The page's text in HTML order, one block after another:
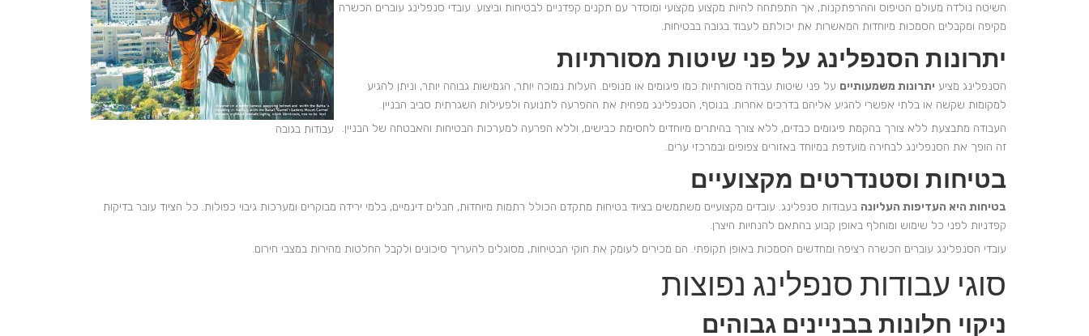
עבודות בגובה
השיטה נולדה מעולם הטיפוס וההרפתקנות, אך התפתחה להיות מקצוע מקצועי ומוסדר עם תקנים קפדניים לבטיחות וביצוע. עובדי סנפלינג עוברים הכשרה
מקיפה ומקבלים הסמכות מיוחדות המאשרות את יכולתם לעבוד בגובה בבטיחות.
יתרונות הסנפלינג על פני שיטות מסורתיות
הסנפלינג מציע יתרונות משמעותיים על פני שיטות עבודה מסורתיות כמו פיגומים או מנופים. העלות נמוכה יותר, הגמישות גבוהה יותר, וניתן להגיע
למקומות שקשה או בלתי אפשרי להגיע אליהם בדרכים אחרות. בנוסף, הסנפלינג מפחית את ההפרעה לתנועה ולפעילות השגרתית סביב הבניין.
העבודה מתבצעת ללא צורך בהקמת פיגומים כבדים, ללא צורך בהיתרים מיוחדים לחסימת כבישים, וללא הפרעה למערכות הבטיחות והאבטחה של הבניין.
זה הופך את הסנפלינג לבחירה מועדפת במיוחד באזורים צפופים ובמרכזי ערים.
בטיחות וסטנדרטים מקצועיים
בטיחות היא העדיפות העליונה בעבודות סנפלינג. עובדים מקצועיים משתמשים בציוד בטיחות מתקדם הכולל רתמות מיוחדות, חבלים דינמיים, בלמי ירידה מבוקרים ומערכות גיבוי כפולות. כל הציוד עובר בדיקות
קפדניות לפני כל שימוש ומוחלף באופן קבוע בהתאם להנחיות היצרן.
עובדי הסנפלינג עוברים הכשרה רציפה ומחדשים הסמכות באופן תקופתי. הם מכירים לעומק את חוקי הבטיחות, מסוגלים להעריך סיכונים ולקבל החלטות מהירות במצבי חירום.
סוגי עבודות סנפלינג נפוצות
ניקוי חלונות בבניינים גבוהים